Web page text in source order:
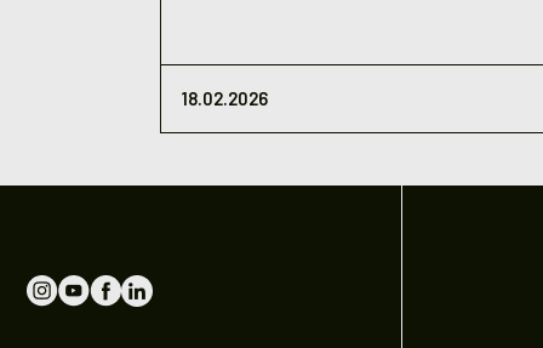
18.02.2026